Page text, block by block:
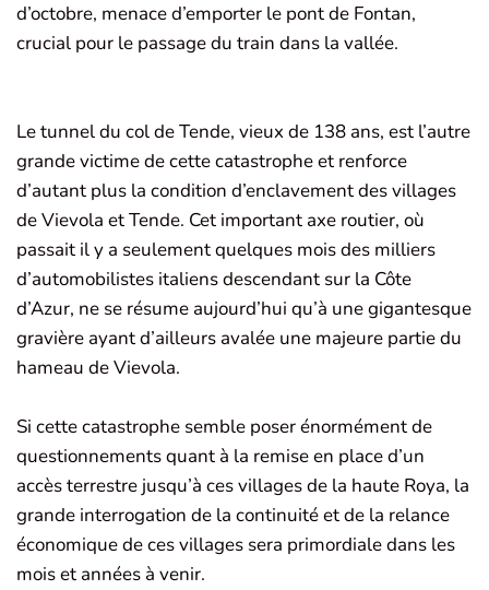
d’octobre, menace d’emporter le pont de Fontan,
crucial pour le passage du train dans la vallée.
Le tunnel du col de Tende, vieux de 138 ans, est l’autre
grande victime de cette catastrophe et renforce
d’autant plus la condition d’enclavement des villages
de Vievola et Tende. Cet important axe routier, où
passait il y a seulement quelques mois des milliers
d’automobilistes italiens descendant sur la Côte
d’Azur, ne se résume aujourd’hui qu’à une gigantesque
gravière ayant d’ailleurs avalée une majeure partie du
hameau de Vievola.
Si cette catastrophe semble poser énormément de
questionnements quant à la remise en place d’un
accès terrestre jusqu’à ces villages de la haute Roya, la
grande interrogation de la continuité et de la relance
économique de ces villages sera primordiale dans les
mois et années à venir.